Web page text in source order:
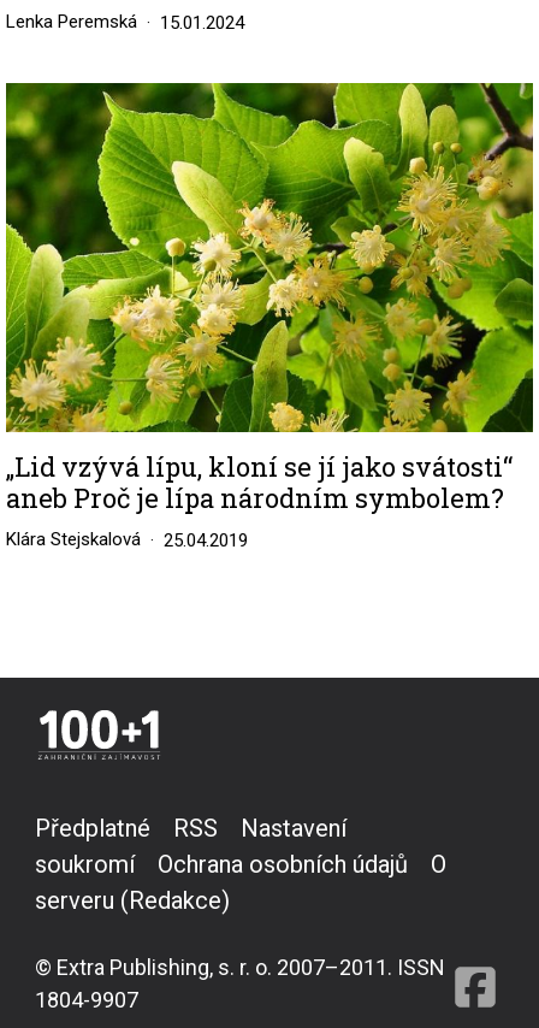
Lenka Peremská 15.01.2024
Image
„Lid vzývá lípu, kloní se jí jako svátosti“
aneb Proč je lípa národním symbolem?
Klára Stejskalová 25.04.2019
Předplatné RSS
Nastavení
soukromí
Ochrana osobních údajů
O
serveru (Redakce)
© Extra Publishing, s. r. o. 2007–2011. ISSN
1804-9907